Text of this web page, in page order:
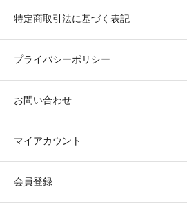
特定商取引法に基づく表記
プライバシーポリシー
お問い合わせ
マイアカウント
会員登録